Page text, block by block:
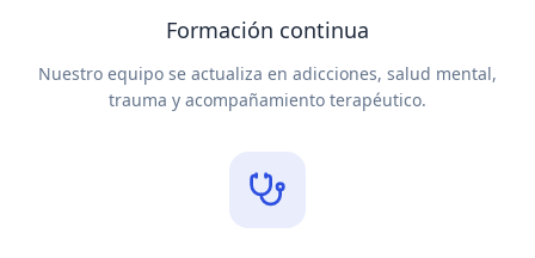
Formación continua
Nuestro equipo se actualiza en adicciones, salud mental,
trauma y acompañamiento terapéutico.